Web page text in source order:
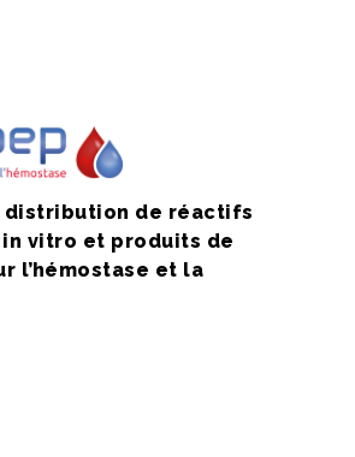
distribution de réactifs
vitro et produits de
l’hémostase et la